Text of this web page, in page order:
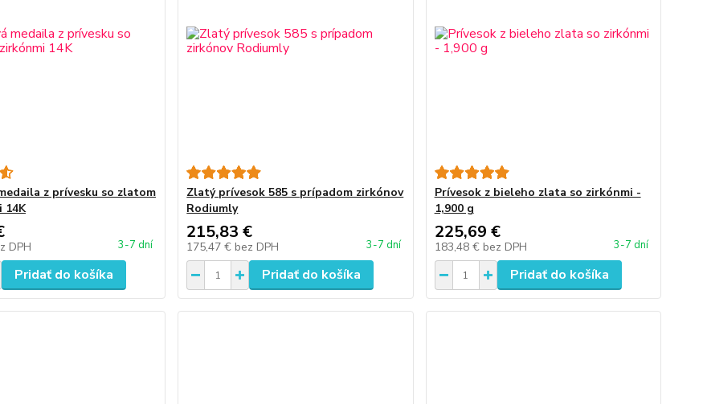
z prívesku so zlatom
14K
DPH 3-7 dní
Pridať do košíka
Zlatý prívesok 585 s prípadom zirkónov
Rodiumly
215,83 €
175,47 € bez DPH 3-7 dní
Pridať do košíka
Prívesok z bieleho zlata so zirkónmi -
1,900 g
225,69 €
183,48 € bez DPH 3-7 dní
Pridať do košíka